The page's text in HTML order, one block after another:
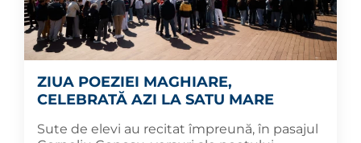
ZIUA POEZIEI MAGHIARE,
CELEBRATĂ AZI LA SATU MARE
Sute de elevi au recitat împreună, în pasajul